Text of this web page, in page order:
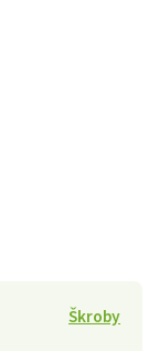
Škroby